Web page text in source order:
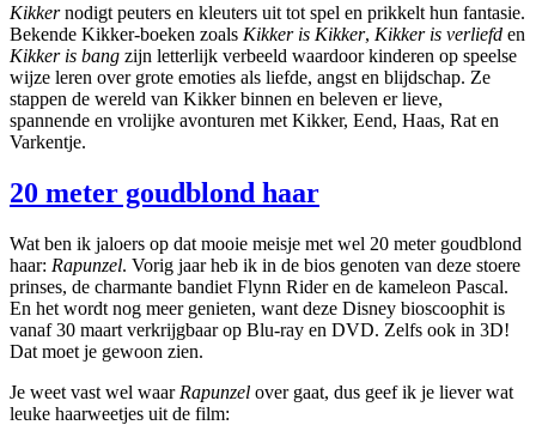
Kikkernodigt peuters en kleuters uit tot spel en prikkelt hun fantasie.
Bekende Kikker-boeken zoals Kikker is Kikker, Kikker is verliefd en
Kikker is bang zijn letterlijk verbeeld waardoor kinderen op speelse
wijze leren over grote emoties als liefde, angst en blijdschap. Ze
stappen de wereld van Kikker binnen en beleven er lieve,
spannende en vrolijke avonturen met Kikker, Eend, Haas, Rat en
Varkentje.
20 meter goudblond haar
Wat ben ik jaloers op dat mooie meisje met wel 20 meter goudblond
haar: Rapunzel. Vorig jaar heb ik in de bios genoten van deze stoere
prinses, de charmante bandiet Flynn Rider en de kameleon Pascal.
En het wordt nog meer genieten, want deze Disney bioscoophit is
vanaf 30 maart verkrijgbaar op Blu-ray en DVD. Zelfs ook in 3D!
Dat moet je gewoon zien.
Je weet vast wel waar Rapunzel over gaat, dus geef ik je liever wat
leuke haarweetjes uit de film: